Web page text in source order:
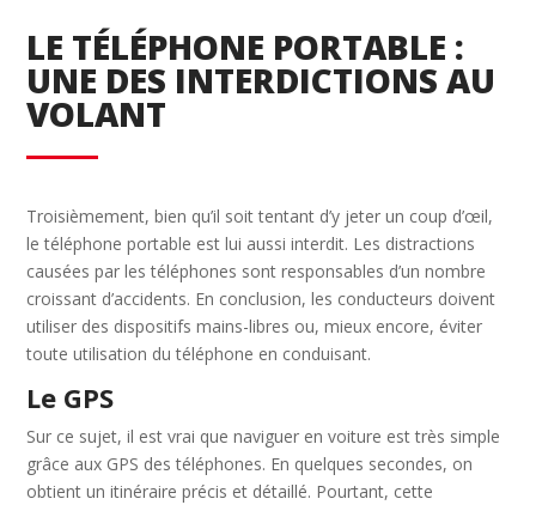
LE TÉLÉPHONE PORTABLE :
UNE DES INTERDICTIONS AU
VOLANT
Troisièmement, bien qu’il soit tentant d’y jeter un coup d’œil,
le téléphone portable est lui aussi interdit. Les distractions
causées par les téléphones sont responsables d’un nombre
croissant d’accidents. En conclusion, les conducteurs doivent
utiliser des dispositifs mains-libres ou, mieux encore, éviter
toute utilisation du téléphone en conduisant.
Le GPS
Sur ce sujet, il est vrai que naviguer en voiture est très simple
grâce aux GPS des téléphones. En quelques secondes, on
obtient un itinéraire précis et détaillé. Pourtant, cette